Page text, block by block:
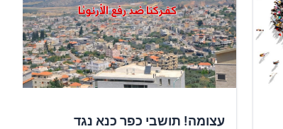
עצומה! תושבי כפר כנא נגד